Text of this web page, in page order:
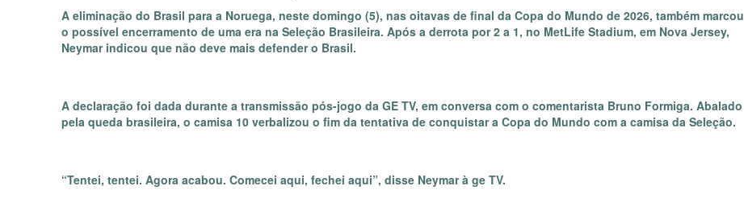
A eliminação do Brasil para a Noruega, neste domingo (5), nas oitavas de final da Copa do Mundo de 2026, também marcou
o possível encerramento de uma era na Seleção Brasileira. Após a derrota por 2 a 1, no MetLife Stadium, em Nova Jersey,
Neymar indicou que não deve mais defender o Brasil.
A declaração foi dada durante a transmissão pós-jogo da GE TV, em conversa com o comentarista Bruno Formiga. Abalado
pela queda brasileira, o camisa 10 verbalizou o fim da tentativa de conquistar a Copa do Mundo com a camisa da Seleção.
“Tentei, tentei. Agora acabou. Comecei aqui, fechei aqui”, disse Neymar à ge TV.